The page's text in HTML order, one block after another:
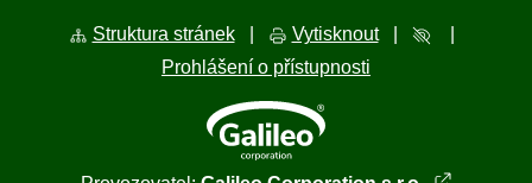
Struktura stránek Vytisknout
Prohlášení o přístupnosti